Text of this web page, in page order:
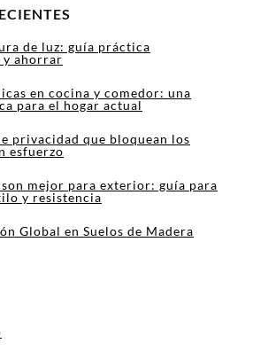
de luz: guía práctica
y ahorrar
en cocina y comedor: una
para el hogar actual
privacidad que bloquean los
esfuerzo
mejor para exterior: guía para
y resistencia
Global en Suelos de Madera